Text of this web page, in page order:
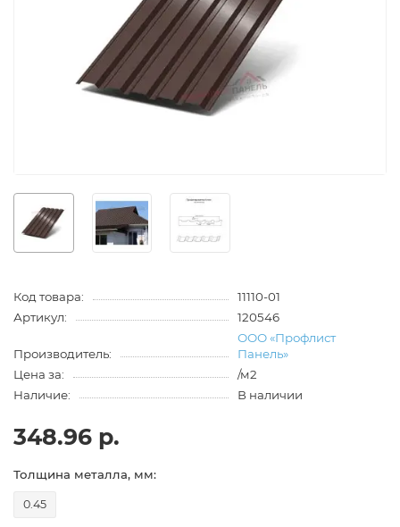
Код товара:
11110-01
Артикул:
120546
Производитель:
ООО «Профлист
Панель»
Цена за:
/м2
Наличие:
В наличии
348.96 р.
Толщина металла, мм:
0.45